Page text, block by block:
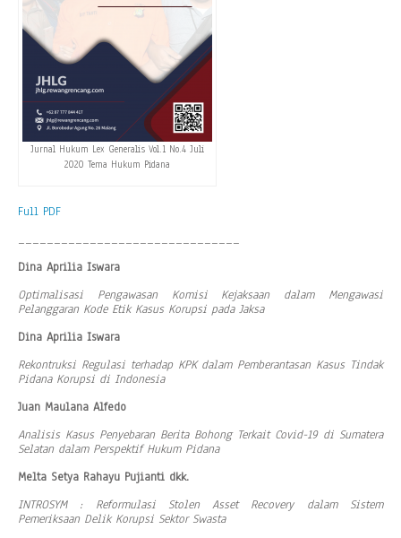
Jurnal Hukum Lex Generalis Vol.1 No.4 Juli
2020 Tema Hukum Pidana
Full PDF
_______________________________
Dina Aprilia Iswara
Optimalisasi Pengawasan Komisi Kejaksaan dalam Mengawasi
Pelanggaran Kode Etik Kasus Korupsi pada Jaksa
Dina Aprilia Iswara
Rekontruksi Regulasi terhadap KPK dalam Pemberantasan Kasus Tindak
Pidana Korupsi di Indonesia
Juan Maulana Alfedo
Analisis Kasus Penyebaran Berita Bohong Terkait Covid-19 di Sumatera
Selatan dalam Perspektif Hukum Pidana
Melta Setya Rahayu Pujianti dkk.
INTROSYM : Reformulasi Stolen Asset Recovery dalam Sistem
Pemeriksaan Delik Korupsi Sektor Swasta